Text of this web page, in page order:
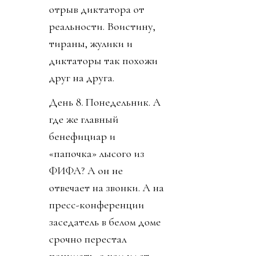
отрыв диктатора от
реальности. Воистину,
тираны, жулики и
диктаторы так похожи
друг на друга.
День 8. Понедельник. А
где же главный
бенефициар и
«папочка» лысого из
ФИФА? А он не
отвечает на звонки. А на
пресс-конференции
заседатель в белом доме
срочно перестал